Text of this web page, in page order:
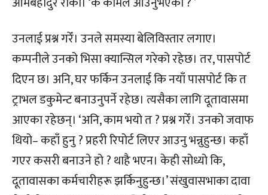
उनलाई प्रश्न गरेँ। उनले समस्या बेलिविस्तार लगाए।
कम्पनीले उनको भिसा क्यान्सिल गरेको रहेछ। तर, पासपोर्ट
दिएन छ। अनि, घर फर्किन उनलाई कि नयाँ पासपोर्ट कि त
ट्राभल डकुमेन्ट बनाउनुपर्ने रहेछ। त्यसैका लागि दूतावासमा
आएका रहेछन्। ‘अनि, काम भयो त ? प्रश्न गरेँ। उनको जवाफ
थियो– कहाँ हुनु ? प्रहरी रिपोर्ट लिएर आउनु भन्नुहुन्छ। कहाँ
गएर कसरी बनाउने हो ? थाहै भएन। केही सोध्यो कि,
दूतावासका कर्मचारीहरू झर्किनुहुन्छ।’ संखुवासभाका दावा